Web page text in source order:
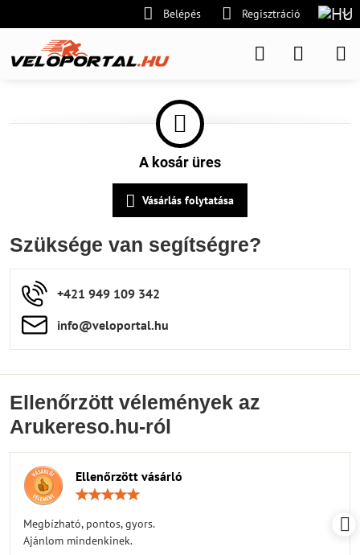
Belépés Regisztráció
A kosár üres
Vásárlás folytatása
Szüksége van segítségre?
+421 949 109 342
info​​@veloportal​.hu
Ellenőrzött vélemények az
Arukereso.hu-ról
Ellenőrzött vásárló
Megbízható, pontos, gyors.
Ajánlom mindenkinek.